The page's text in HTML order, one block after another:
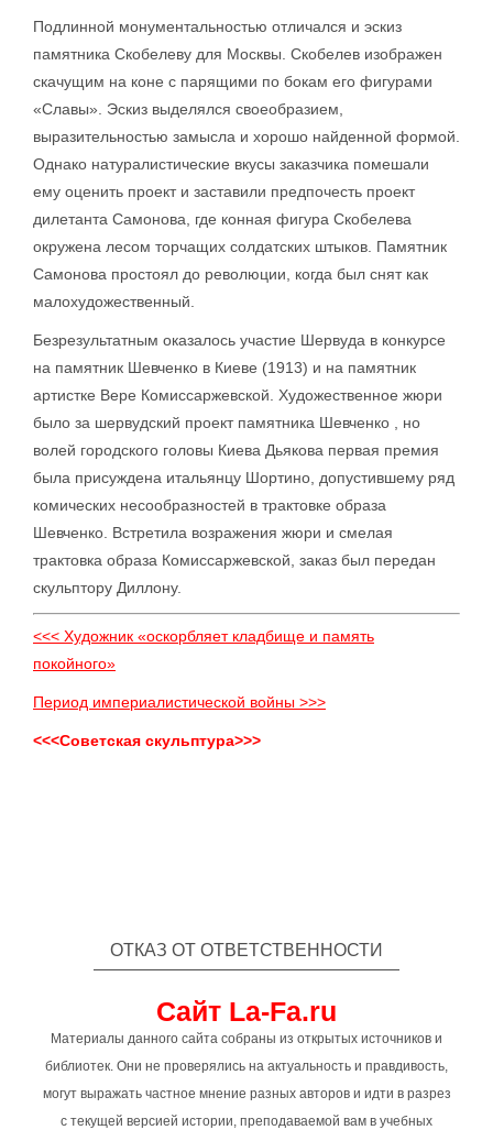
Подлинной монументальностью отличался и эскиз
памятника Скобелеву для Москвы. Скобелев изображен
скачущим на коне с парящими по бокам его фигурами
«Славы». Эскиз выделялся своеобразием,
выразительностью замысла и хорошо найденной формой.
Однако натуралистические вкусы заказчика помешали
ему оценить проект и заставили предпочесть проект
дилетанта Самонова, где конная фигура Скобелева
окружена лесом торчащих солдатских штыков. Памятник
Самонова простоял до революции, когда был снят как
малохудожественный.
Безрезультатным оказалось участие Шервуда в конкурсе
на памятник Шевченко в Киеве (1913) и на памятник
артистке Вере Комиссаржевской. Художественное жюри
было за шервудский проект памятника Шевченко , но
волей городского головы Киева Дьякова первая премия
была присуждена итальянцу Шортино, допустившему ряд
комических несообразностей в трактовке образа
Шевченко. Встретила возражения жюри и смелая
трактовка образа Комиссаржевской, заказ был передан
скульптору Диллону.
<<< Художник «оскорбляет кладбище и память
покойного»
Период империалистической войны >>>
<<<Советская скульптура>>>
ОТКАЗ ОТ ОТВЕТСТВЕННОСТИ
Сайт La-Fa.ru
Материалы данного сайта собраны из открытых источников и
библиотек. Они не проверялись на актуальность и правдивость,
могут выражать частное мнение разных авторов и идти в разрез
с текущей версией истории, преподаваемой вам в учебных